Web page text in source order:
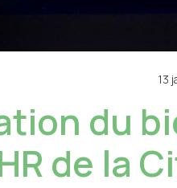
13
du
de la